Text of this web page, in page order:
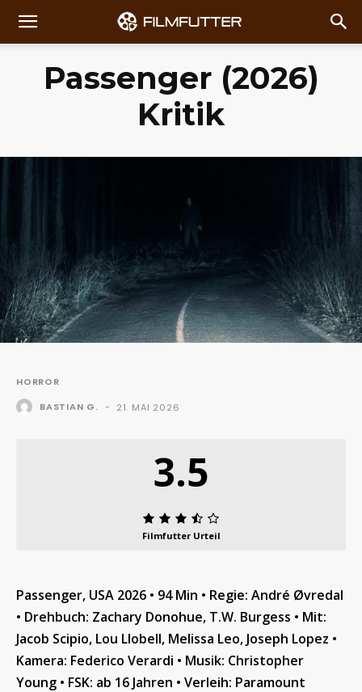
Passenger (2026)
Kritik
HORROR
BASTIAN G. - 21. MAI 2026
3.5
Filmfutter Urteil
Passenger, USA 2026 • 94 Min • Regie: André Øvredal
• Drehbuch: Zachary Donohue, T.W. Burgess • Mit:
Jacob Scipio, Lou Llobell, Melissa Leo, Joseph Lopez •
Kamera: Federico Verardi • Musik: Christopher
Young • FSK: ab 16 Jahren • Verleih: Paramount